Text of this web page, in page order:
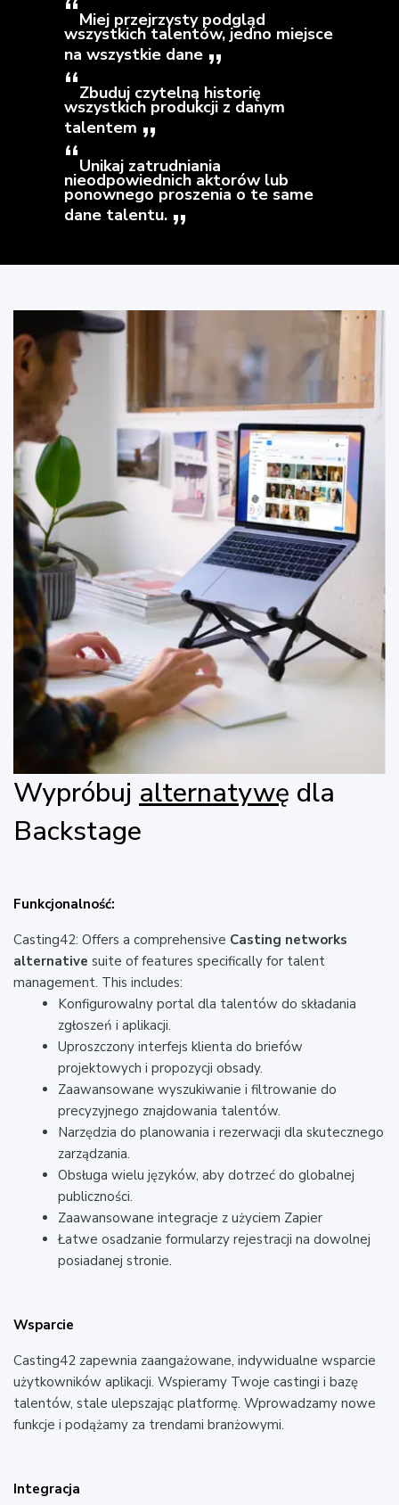
Miej przejrzysty podgląd
wszystkich talentów, jedno miejsce
na wszystkie dane
Zbuduj czytelną historię
wszystkich produkcji z danym
talentem
Unikaj zatrudniania
nieodpowiednich aktorów lub
ponownego proszenia o te same
dane talentu.
Wypróbuj alternatywę dla
Backstage
Funkcjonalność:
Casting42: Offers a comprehensive Casting networks
alternative suite of features specifically for talent
management. This includes:
Konfigurowalny portal dla talentów do składania
zgłoszeń i aplikacji.
Uproszczony interfejs klienta do briefów
projektowych i propozycji obsady.
Zaawansowane wyszukiwanie i filtrowanie do
precyzyjnego znajdowania talentów.
Narzędzia do planowania i rezerwacji dla skutecznego
zarządzania.
Obsługa wielu języków, aby dotrzeć do globalnej
publiczności.
Zaawansowane integracje z użyciem Zapier
Łatwe osadzanie formularzy rejestracji na dowolnej
posiadanej stronie.
Wsparcie
Casting42 zapewnia zaangażowane, indywidualne wsparcie
użytkowników aplikacji. Wspieramy Twoje castingi i bazę
talentów, stale ulepszając platformę. Wprowadzamy nowe
funkcje i podążamy za trendami branżowymi.
Integracja